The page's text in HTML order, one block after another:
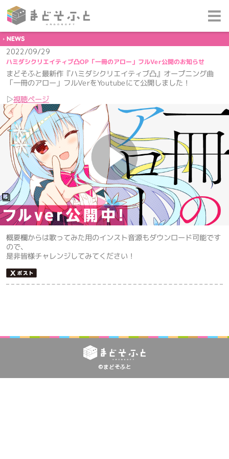
NEWS
2022/09/29
ハミダシクリエイティブ凸OP「一冊のアロー」フルVer公開のお知らせ
まどそふと最新作『ハミダシクリエイティブ凸』オープニング曲
「一冊のアロー」フルVerをYoutubeにて公開しました！
▷視聴ページ
概要欄からは歌ってみた用のインスト音源もダウンロード可能です
ので、
是非皆様チャレンジしてみてください！
©まどそふと